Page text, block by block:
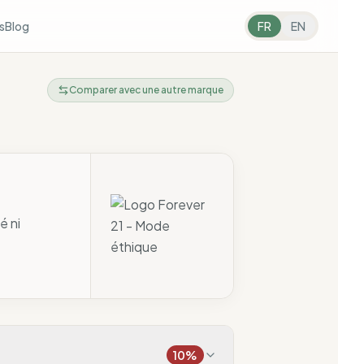
Blog FR EN
Comparer avec une autre marque
ni
10%